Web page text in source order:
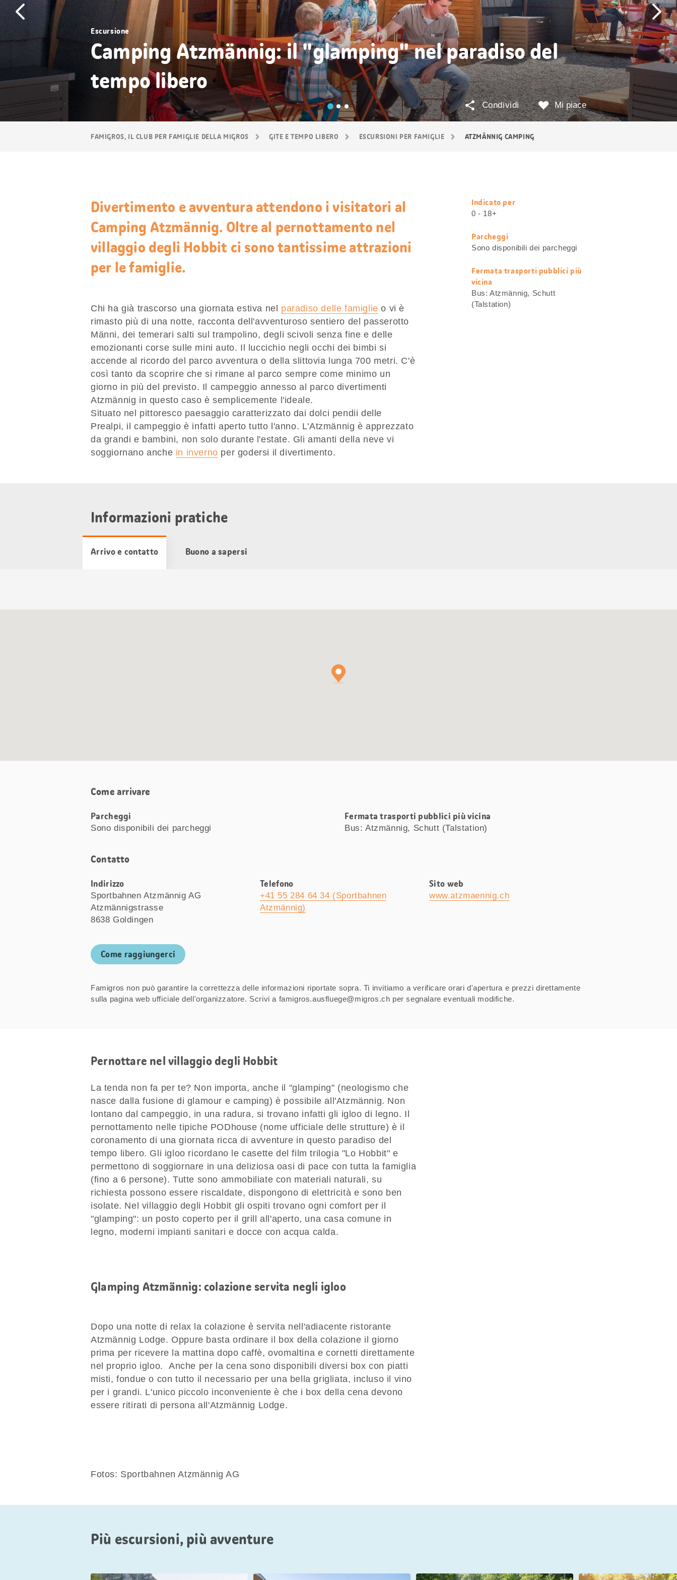
FAMIGROS, IL CLUB PER FAMIGLIE DELLA MIGROS GITE E TEMPO LIBERO ESCURSIONI PER FAMIGLIE ATZMÄNNIG CAMPING
Escursione
Camping Atzmännig: il "glamping" nel paradiso del
tempo libero
Mi piace
Condividi
Divertimento e avventura attendono i visitatori al
Camping Atzmännig. Oltre al pernottamento nel
villaggio degli Hobbit ci sono tantissime attrazioni
per le famiglie.
Chi ha già trascorso una giornata estiva nel paradiso delle famiglie o vi è
rimasto più di una notte, racconta dell'avventuroso sentiero del passerotto
Männi, dei temerari salti sul trampolino, degli scivoli senza fine e delle
emozionanti corse sulle mini auto. Il luccichio negli occhi dei bimbi si
accende al ricordo del parco avventura o della slittovia lunga 700 metri. C'è
così tanto da scoprire che si rimane al parco sempre come minimo un
giorno in più del previsto. Il campeggio annesso al parco divertimenti
Atzmännig in questo caso è semplicemente l'ideale.
Situato nel pittoresco paesaggio caratterizzato dai dolci pendii delle
Prealpi, il campeggio è infatti aperto tutto l'anno. L'Atzmännig è apprezzato
da grandi e bambini, non solo durante l'estate. Gli amanti della neve vi
soggiornano anche in inverno per godersi il divertimento.
Informazioni
utili
Indicato per
0 - 18+
Parcheggi
Sono disponibili dei parcheggi
Fermata trasporti pubblici più
vicina
Bus: Atzmännig, Schutt
(Talstation)
Informazioni pratiche
Arrivo e contatto Buono a sapersi
Come arrivare
Parcheggi
Sono disponibili dei parcheggi
Fermata trasporti pubblici più vicina
Bus: Atzmännig, Schutt (Talstation)
Contatto
Indirizzo
Sportbahnen Atzmännig AG
Atzmännigstrasse
8638 Goldingen
Telefono
+41 55 284 64 34 (Sportbahnen
Atzmännig)
Sito web
www.atzmaennig.ch
Come raggiungerci
Famigros non può garantire la correttezza delle informazioni riportate sopra. Ti invitiamo a verificare orari d'apertura e prezzi direttamente
sulla pagina web ufficiale dell'organizzatore. Scrivi a famigros.ausfluege@migros.ch per segnalare eventuali modifiche.
Pernottare nel villaggio degli Hobbit
La tenda non fa per te? Non importa, anche il "glamping" (neologismo che
nasce dalla fusione di glamour e camping) è possibile all'Atzmännig. Non
lontano dal campeggio, in una radura, si trovano infatti gli igloo di legno. Il
pernottamento nelle tipiche PODhouse (nome ufficiale delle strutture) è il
coronamento di una giornata ricca di avventure in questo paradiso del
tempo libero. Gli igloo ricordano le casette del film trilogia "Lo Hobbit" e
permettono di soggiornare in una deliziosa oasi di pace con tutta la famiglia
(fino a 6 persone). Tutte sono ammobiliate con materiali naturali, su
richiesta possono essere riscaldate, dispongono di elettricità e sono ben
isolate. Nel villaggio degli Hobbit gli ospiti trovano ogni comfort per il
"glamping": un posto coperto per il grill all'aperto, una casa comune in
legno, moderni impianti sanitari e docce con acqua calda.
Glamping Atzmännig: colazione servita negli igloo
Dopo una notte di relax la colazione è servita nell'adiacente ristorante
Atzmännig Lodge. Oppure basta ordinare il box della colazione il giorno
prima per ricevere la mattina dopo caffè, ovomaltina e cornetti direttamente
nel proprio igloo. Anche per la cena sono disponibili diversi box con piatti
misti, fondue o con tutto il necessario per una bella grigliata, incluso il vino
per i grandi. L'unico piccolo inconveniente è che i box della cena devono
essere ritirati di persona all'Atzmännig Lodge.
Fotos: Sportbahnen Atzmännig AG
Più escursioni, più avventure